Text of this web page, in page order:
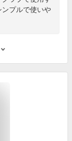
プルで使いや